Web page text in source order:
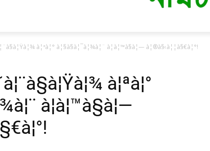
à¦ªà¦° à¦§à§à¦¯à¦¾à¦¨ à¦­à¦™à§à¦— à¦®à§‹à¦¦à§€à¦°!
à¦ªà¦°
à¦­à¦™à§à¦—